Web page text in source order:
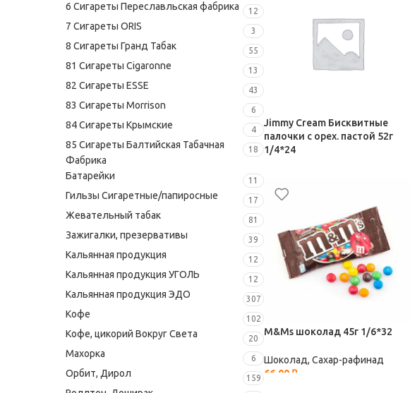
6 Сигареты Переславльская фабрика 12
7 Сигареты ORIS 3
8 Сигареты Гранд Табак 55
81 Сигареты Cigaronne 13
82 Сигареты ESSE 43
83 Сигареты Morrison 6
84 Сигареты Крымские 4
85 Сигареты Балтийская Табачная
Фабрика
18
Батарейки 11
Гильзы Сигаретные/папиросные 17
Жевательный табак 81
Зажигалки, презервативы 39
Кальянная продукция 12
Кальянная продукция УГОЛЬ 12
Кальянная продукция ЭДО 307
Кофе 102
Кофе, цикорий Вокруг Света 20
Махорка 6
Орбит, Дирол 159
Jimmy Cream Бисквитные
палочки с орех. пастой 52г
1/4*24
76,50
M&Ms шоколад 45г 1/6*32
Шоколад, Сахар-рафинад
66,00 ₽